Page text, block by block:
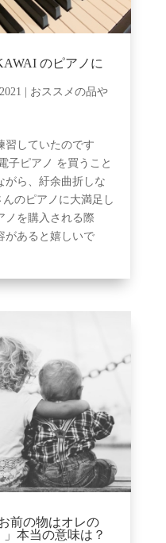
のピアノに
おススメの品や
習していたのです
子ピアノ を買うこと
がら、紆余曲折しな
のピアノに大満足し
ノを購入される際
があると嬉しいで
前の物はオレの
本当の意味は？